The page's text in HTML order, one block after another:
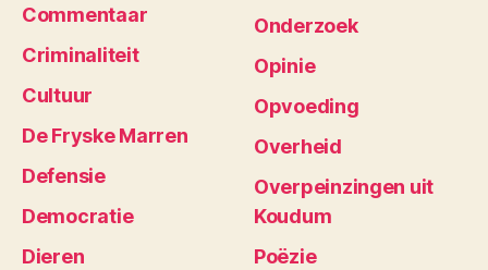
Commentaar
Criminaliteit
Cultuur
De Fryske Marren
Defensie
Democratie
Dieren
Onderzoek
Opinie
Opvoeding
Overheid
Overpeinzingen uit
Koudum
Poëzie